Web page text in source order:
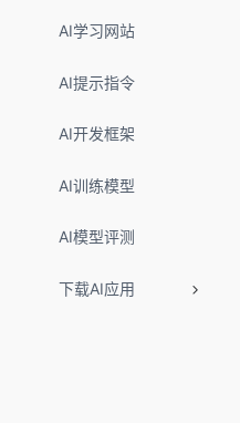
AI学习网站
AI提示指令
AI开发框架
AI训练模型
AI模型评测
下载AI应用